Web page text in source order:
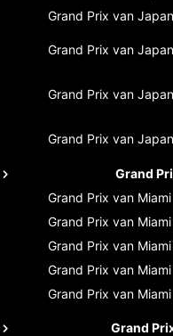
Grand Prix van Japan
Grand Prix van Japan
Grand Prix van Japan
Grand Prix van Japan
Grand
Grand Prix van Miami
Grand Prix van Miami
Grand Prix van Miami
Grand Prix van Miami
Grand Prix van Miami
Grand